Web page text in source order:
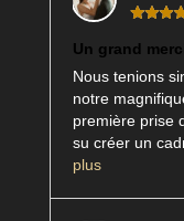
Un grand
Nous tenions
notre
première prise
su créer un
plus